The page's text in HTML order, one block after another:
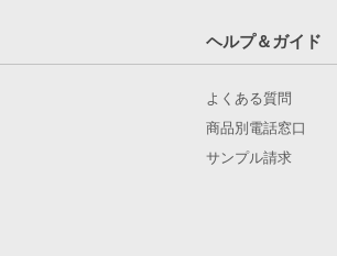
ヘルプ＆ガイド
よくある質問
商品別電話窓口
サンプル請求